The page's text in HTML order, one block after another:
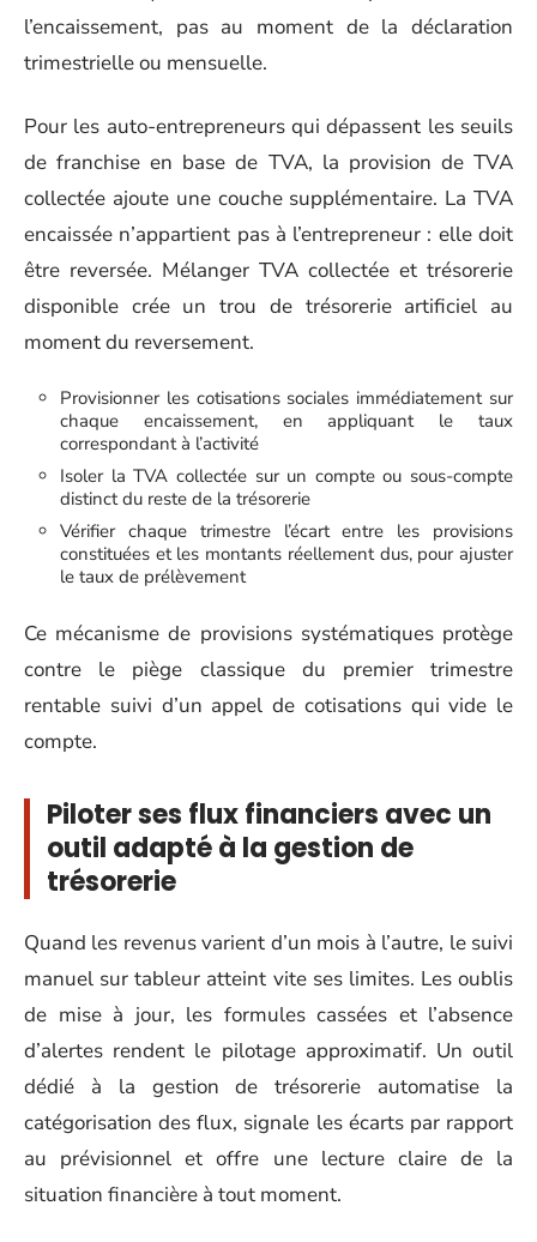
l’encaissement, pas au moment de la déclaration
trimestrielle ou mensuelle.
Pour les auto-entrepreneurs qui dépassent les seuils
de franchise en base de TVA, la provision de TVA
collectée ajoute une couche supplémentaire. La TVA
encaissée n’appartient pas à l’entrepreneur : elle doit
être reversée. Mélanger TVA collectée et trésorerie
disponible crée un trou de trésorerie artificiel au
moment du reversement.
Provisionner les cotisations sociales immédiatement sur
chaque encaissement, en appliquant le taux
correspondant à l’activité
Isoler la TVA collectée sur un compte ou sous-compte
distinct du reste de la trésorerie
Vérifier chaque trimestre l’écart entre les provisions
constituées et les montants réellement dus, pour ajuster
le taux de prélèvement
Ce mécanisme de provisions systématiques protège
contre le piège classique du premier trimestre
rentable suivi d’un appel de cotisations qui vide le
compte.
Piloter ses flux financiers avec un
outil adapté à la gestion de
trésorerie
Quand les revenus varient d’un mois à l’autre, le suivi
manuel sur tableur atteint vite ses limites. Les oublis
de mise à jour, les formules cassées et l’absence
d’alertes rendent le pilotage approximatif. Un outil
dédié à la gestion de trésorerie automatise la
catégorisation des flux, signale les écarts par rapport
au prévisionnel et offre une lecture claire de la
situation financière à tout moment.